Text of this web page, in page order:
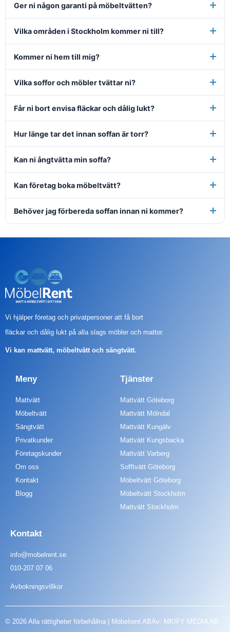
Ger ni någon garanti på möbeltvätten?
Vilka områden i Stockholm kommer ni till?
Kommer ni hem till mig?
Vilka soffor och möbler tvättar ni?
Får ni bort envisa fläckar och dålig lukt?
Hur länge tar det innan soffan är torr?
Kan ni ångtvätta min soffa?
Kan företag boka möbeltvätt?
Behöver jag förbereda soffan innan ni kommer?
Vi hjälper företag och privatpersoner att få bort
fläckar och dålig lukt på alla slags möbler och mattor.
Vi kan mattvätt, möbeltvätt och sängtvätt.
Meny
Mattvätt
Möbeltvätt
Sängtvätt
Privatkunder
Företagskunder
Om oss
Kontakt
Blogg
Tjänster
Mattvätt Göteborg
Mattvätt Mölndal
Mattvätt Kungälv
Mattvätt Kungsbacka
Mattvätt Varberg
Sofftvätt Göteborg
Möbeltvätt Göteborg
Möbeltvätt Stockholm
Mattvätt Stockholm
Kontakt
info@mobelrent.se
010-207 07 06
Avbokningsvillkor
© 2026 Alla rättigheter förbehållna | Möbelrent ABAv: MKIFY MEDIA AB